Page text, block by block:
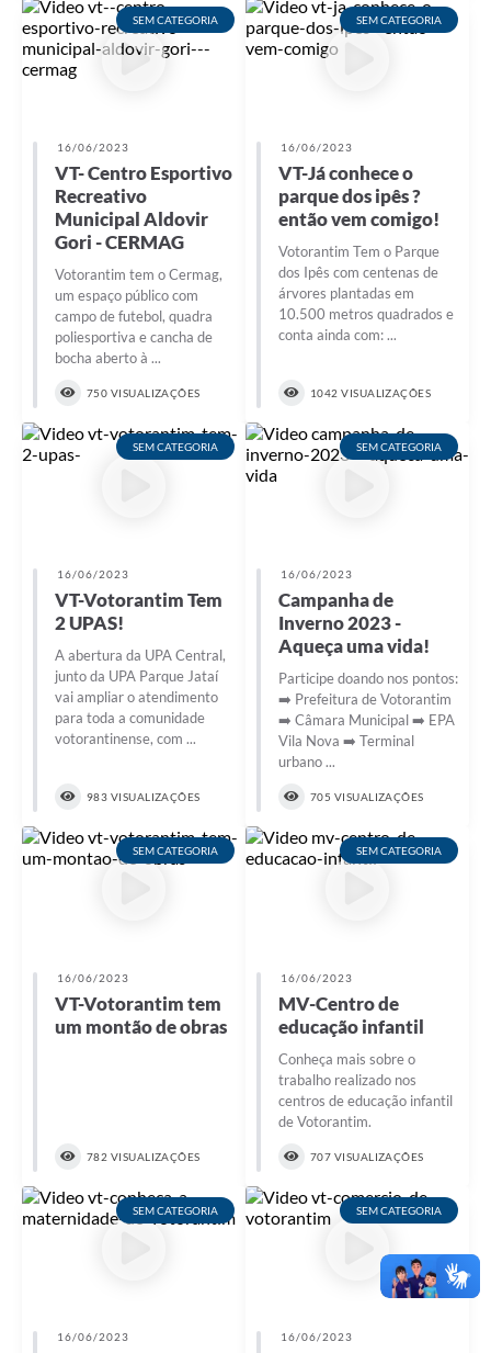
SEM CATEGORIA
16/06/2023
VT- Centro Esportivo
Recreativo
Municipal Aldovir
Gori - CERMAG
Votorantim tem o Cermag,
um espaço público com
campo de futebol, quadra
poliesportiva e cancha de
bocha aberto à ...
750 VISUALIZAÇÕES
SEM CATEGORIA
16/06/2023
VT-Já conhece o
parque dos ipês ?
então vem comigo!
Votorantim Tem o Parque
dos Ipês com centenas de
árvores plantadas em
10.500 metros quadrados e
conta ainda com: ...
1042 VISUALIZAÇÕES
SEM CATEGORIA
16/06/2023
VT-Votorantim Tem
2 UPAS!
A abertura da UPA Central,
junto da UPA Parque Jataí
vai ampliar o atendimento
para toda a comunidade
votorantinense, com ...
983 VISUALIZAÇÕES
SEM CATEGORIA
16/06/2023
Campanha de
Inverno 2023 -
Aqueça uma vida!
Participe doando nos pontos:
➡️ Prefeitura de Votorantim
➡️ Câmara Municipal ➡️ EPA
Vila Nova ➡️ Terminal
urbano ...
705 VISUALIZAÇÕES
SEM CATEGORIA
16/06/2023
VT-Votorantim tem
um montão de obras
782 VISUALIZAÇÕES
SEM CATEGORIA
16/06/2023
MV-Centro de
educação infantil
Conheça mais sobre o
trabalho realizado nos
centros de educação infantil
de Votorantim.
707 VISUALIZAÇÕES
SEM CATEGORIA
16/06/2023
SEM CATEGORIA
16/06/2023